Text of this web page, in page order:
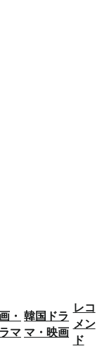
・
マ
韓国ドラ
マ・映画
レコ
メン
ド